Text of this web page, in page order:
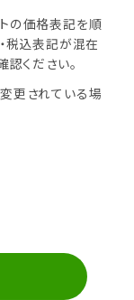
の価格表記を順
税込表記が混在
ください。
更されている場